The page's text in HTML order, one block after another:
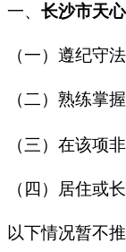
一、 长沙市天
（一）遵纪守
（二）熟练掌
（三）在该项
（四）居住或
以下情况暂不推